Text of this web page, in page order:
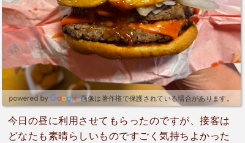
画像は著作権で保護されている場合があります。
今日の昼に利用させてもらったのですが、接客は
どなたも素晴らしいものですごく気持ちよかった